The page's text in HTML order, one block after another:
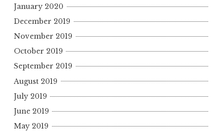
January 2020
December 2019
November 2019
October 2019
September 2019
August 2019
July 2019
June 2019
May 2019